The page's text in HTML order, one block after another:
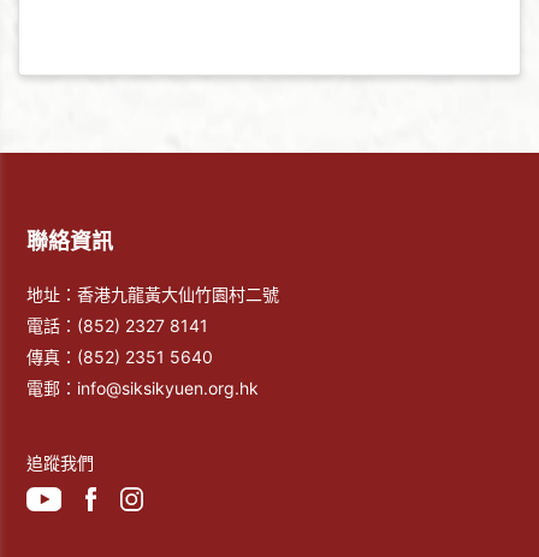
聯絡資訊
地址：香港九龍黃大仙竹園村二號
電話： (852) 2327 8141
傳真： (852) 2351 5640
電郵： info@siksikyuen.org.hk
追蹤我們